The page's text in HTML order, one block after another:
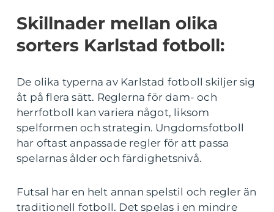
Skillnader mellan olika
sorters Karlstad fotboll:
De olika typerna av Karlstad fotboll skiljer sig
åt på flera sätt. Reglerna för dam- och
herrfotboll kan variera något, liksom
spelformen och strategin. Ungdomsfotboll
har oftast anpassade regler för att passa
spelarnas ålder och färdighetsnivå.
Futsal har en helt annan spelstil och regler än
traditionell fotboll. Det spelas i en mindre